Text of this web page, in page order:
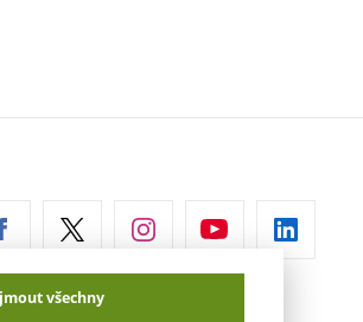
všechny